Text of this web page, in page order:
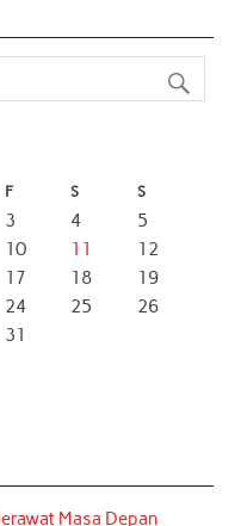
F S S
3 4
5
10 11
12
17 18
19
24 25
26
31
Masa Depan